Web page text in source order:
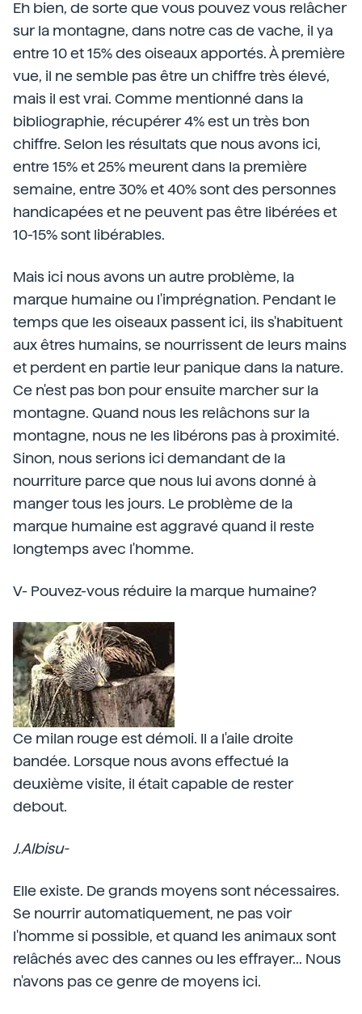
Eh bien, de sorte que vous pouvez vous relâcher
sur la montagne, dans notre cas de vache, il ya
entre 10 et 15% des oiseaux apportés. À première
vue, il ne semble pas être un chiffre très élevé,
mais il est vrai. Comme mentionné dans la
bibliographie, récupérer 4% est un très bon
chiffre. Selon les résultats que nous avons ici,
entre 15% et 25% meurent dans la première
semaine, entre 30% et 40% sont des personnes
handicapées et ne peuvent pas être libérées et
10-15% sont libérables.
Mais ici nous avons un autre problème, la
marque humaine ou l'imprégnation. Pendant le
temps que les oiseaux passent ici, ils s'habituent
aux êtres humains, se nourrissent de leurs mains
et perdent en partie leur panique dans la nature.
Ce n'est pas bon pour ensuite marcher sur la
montagne. Quand nous les relâchons sur la
montagne, nous ne les libérons pas à proximité.
Sinon, nous serions ici demandant de la
nourriture parce que nous lui avons donné à
manger tous les jours. Le problème de la
marque humaine est aggravé quand il reste
longtemps avec l'homme.
V- Pouvez-vous réduire la marque humaine?
Ce milan rouge est démoli. Il a l'aile droite
bandée. Lorsque nous avons effectué la
deuxième visite, il était capable de rester
debout.
J.Albisu-
Elle existe. De grands moyens sont nécessaires.
Se nourrir automatiquement, ne pas voir
l'homme si possible, et quand les animaux sont
relâchés avec des cannes ou les effrayer... Nous
n'avons pas ce genre de moyens ici.